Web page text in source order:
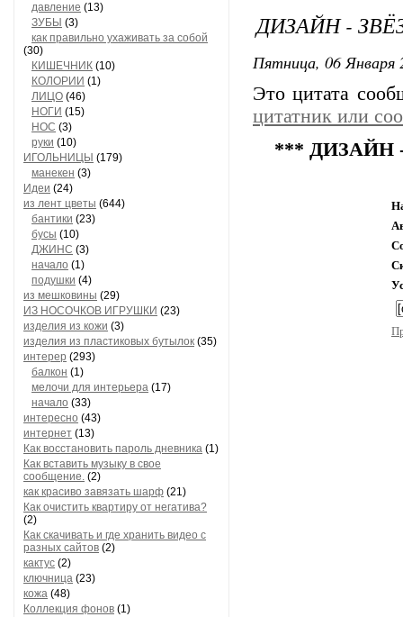
давление (13)
ЗУБЫ (3)
как правильно ухаживать за собой
(30)
КИШЕЧНИК (10)
КОЛОРИИ (1)
ЛИЦО (46)
НОГИ (15)
НОС (3)
руки (10)
ИГОЛЬНИЦЫ (179)
манекен (3)
Идеи (24)
из лент цветы (644)
бантики (23)
бусы (10)
ДЖИНС (3)
начало (1)
подушки (4)
из мешковины (29)
ИЗ НОСОЧКОВ ИГРУШКИ (23)
изделия из кожи (3)
изделия из пластиковых бутылок (35)
интерер (293)
балкон (1)
мелочи для интерьера (17)
начало (33)
интересно (43)
интернет (13)
Как восстановить пароль дневника (1)
Как вставить музыку в свое
сообщение. (2)
как красиво завязать шарф (21)
Как очистить квартиру от негатива?
(2)
Как скачивать и где хранить видео с
разных сайтов (2)
кактус (2)
ключница (23)
кожа (48)
Коллекция фонов (1)
ДИЗАЙН -
Пятница, 06 Января
Это цитата
цитатник или
*** ДИЗАЙН